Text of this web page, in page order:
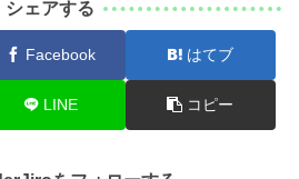
シェアする
Facebook はてブ
LINE コピー